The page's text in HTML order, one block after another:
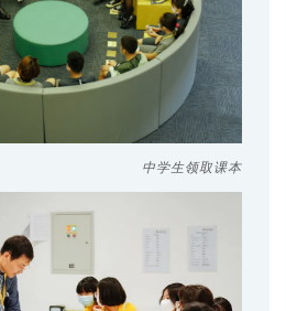
中学生领取课本